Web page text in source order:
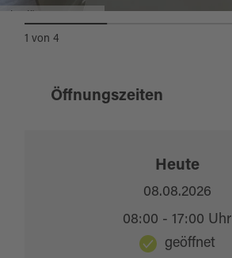
1 von4
Öffnungszeiten
Heute
08.08.2026
08:00 - 17:00 Uhr
geöffnet